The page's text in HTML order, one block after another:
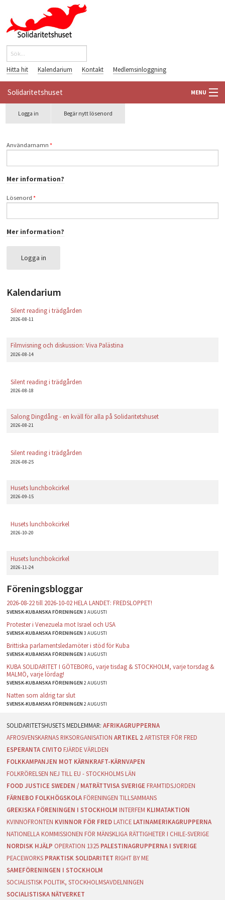
Hoppa till huvudinnehåll
Sökformulär
Hitta hit Kalendarium Kontakt Medlemsinloggning
Solidaritetshuset MENU
HEM
FÖRENINGAR
PLAY
Primära flikar
Logga in Begär nytt lösenord
Användarnamn*
Mer information?
Lösenord*
Mer information?
Logga in
Kalendarium
Silent reading i trädgården
2026-08-11
Filmvisning och diskussion: Viva Palästina
2026-08-14
Silent reading i trädgården
2026-08-18
Salong Dingdång - en kväll för alla på Solidaritetshuset
2026-08-21
Silent reading i trädgården
2026-08-25
Husets lunchbokcirkel
2026-09-15
Husets lunchbokcirkel
2026-10-20
Husets lunchbokcirkel
2026-11-24
Föreningsbloggar
2026-08-22 till 2026-10-02 HELA LANDET: FREDSLOPPET!
SVENSK-KUBANSKA FÖRENINGEN3 AUGUSTI
Protester i Venezuela mot Israel och USA
SVENSK-KUBANSKA FÖRENINGEN3 AUGUSTI
Brittiska parlamentsledamöter i stöd för Kuba
SVENSK-KUBANSKA FÖRENINGEN3 AUGUSTI
KUBA SOLIDARITET I GÖTEBORG, varje tisdag & STOCKHOLM, varje torsdag &
MALMÖ, varje lördag!
SVENSK-KUBANSKA FÖRENINGEN2 AUGUSTI
Natten som aldrig tar slut
SVENSK-KUBANSKA FÖRENINGEN2 AUGUSTI
AFRIKAGRUPPERNA
AFROSVENSKARNAS RIKSORGANISATION ARTIKEL 2 ARTISTER FÖR FRED
ESPERANTA CIVITO FJÄRDE VÄRLDEN
FOLKKAMPANJEN MOT KÄRNKRAFT-KÄRNVAPEN
FOLKRÖRELSEN NEJ TILL EU - STOCKHOLMS LÄN
FOOD JUSTICE SWEDEN / MATRÄTTVISA SVERIGE FRAMTIDSJORDEN
FÄRNEBO FOLKHÖGSKOLA FÖRENINGEN TILLSAMMANS
GREKISKA FÖRENINGEN I STOCKHOLM INTERFEM KLIMATAKTION
KVINNOFRONTEN KVINNOR FÖR FRED LATICE LATINAMERIKAGRUPPERNA
NATIONELLA KOMMISSIONEN FÖR MÄNSKLIGA RÄTTIGHETER I CHILE-SVERIGE
NORDISK HJÄLP OPERATION 1325 PALESTINAGRUPPERNA I SVERIGE
PEACEWORKS PRAKTISK SOLIDARITET RIGHT BY ME
SAMEFÖRENINGEN I STOCKHOLM
SOCIALISTISK POLITIK, STOCKHOLMSAVDELNINGEN
SOCIALISTISKA NÄTVERKET